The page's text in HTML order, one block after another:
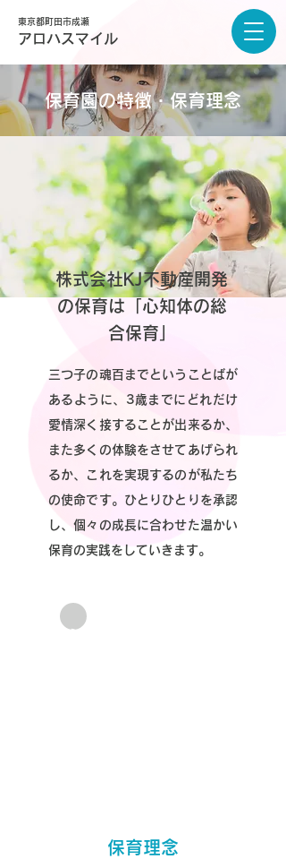
アロハスマイル
東京都町田市成瀬
保育園の特徴・保育理念
株式会社KJ不動産開発
の保育は「心知体の総
合保育」
三つ子の魂百までということばが
あるように、3歳までにどれだけ
愛情深く接することが出来るか、
また多くの体験をさせてあげられ
るか、これを実現するのが私たち
の使命です。ひとりひとりを承認
し、個々の成長に合わせた温かい
保育の実践をしていきます。
保育理念